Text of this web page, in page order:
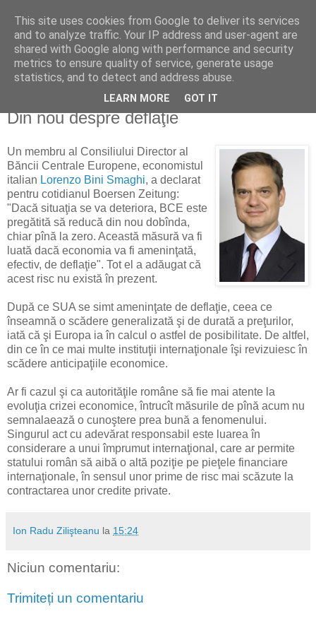
Reflecţii economice
blog de reflecţii, informaţii şi opinii economice
marți, 10 martie 2009
Din nou despre deflaţie
Un membru al Consiliului Director al
Băncii Centrale Europene, economistul
italian Lorenzo Bini Smaghi, a declarat
pentru cotidianul Boersen Zeitung:
"Dacă situaţia se va deteriora, BCE este
pregătită să reducă din nou dobînda,
chiar pînă la zero. Această măsură va fi
luată dacă economia va fi ameninţată,
efectiv, de deflaţie". Tot el a adăugat că
acest risc nu există în prezent.
După ce SUA se simt ameninţate de deflaţie, ceea ce
înseamnă o scădere generalizată şi de durată a preţurilor,
iată că şi Europa ia în calcul o astfel de posibilitate. De altfel,
din ce în ce mai multe instituţii internaţionale îşi revizuiesc în
scădere anticipaţiile economice.
Ar fi cazul şi ca autorităţile române să fie mai atente la
evoluţia crizei economice, întrucît măsurile de pînă acum nu
semnalaează o cunoştere prea bună a fenomenului.
Singurul act cu adevărat responsabil este luarea în
considerare a unui împrumut internaţional, care ar permite
statului român să aibă o altă poziţie pe pieţele financiare
internaţionale, în sensul unor prime de risc mai scăzute la
contractarea unor credite private.
Ion Radu Zilişteanu la 15:24
Niciun comentariu:
Trimiteți un comentariu
This site uses cookies from Google to deliver its services
and to analyze traffic. Your IP address and user-agent are
shared with Google along with performance and security
metrics to ensure quality of service, generate usage
statistics, and to detect and address abuse.
LEARN MORE GOT IT